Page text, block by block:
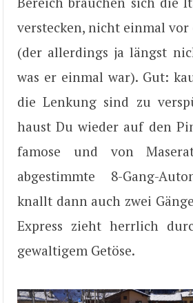
verstecken, nicht einmal
(der allerdings ja längst
was er einmal war). Gut:
die Lenkung sind zu
haust Du wieder auf den
famose und von
abgestimmte 8-Gang-
knallt dann auch zwei
Express zieht herrlich
gewaltigem Getöse.